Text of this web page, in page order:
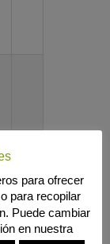
para ofrecer
para recopilar
Puede cambiar
en nuestra